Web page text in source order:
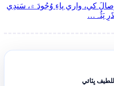
کي، واري پاءِ وُجُودَ ۾، سَندِي
پَئُہ…
ڀٽائي